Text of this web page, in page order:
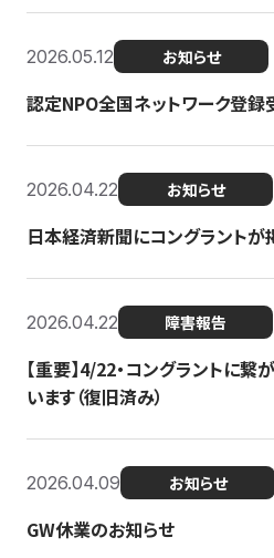
2026.05.12 お知らせ
認定NPO全国ネットワーク登録
2026.04.22 お知らせ
日本経済新聞にコングラントが
2026.04.22 障害報告
【重要】4/22・コングラントに
います（復旧済み）
2026.04.09 お知らせ
GW休業のお知らせ